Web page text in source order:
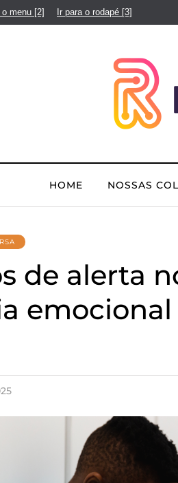
o menu [2] Ir para o rodapé [3]
HOME NOSSAS
de alerta
emocional